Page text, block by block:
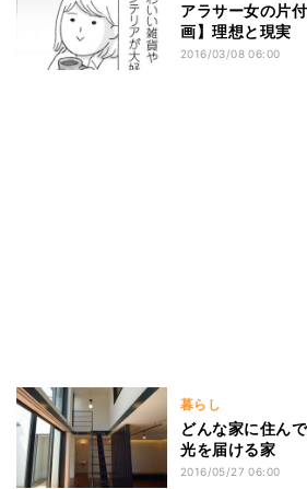
アラサー女の片
画】理想と現実
2016/03/08 06:00
暮らし
どんな家に住ん
光を届ける家
2016/05/27 06:00